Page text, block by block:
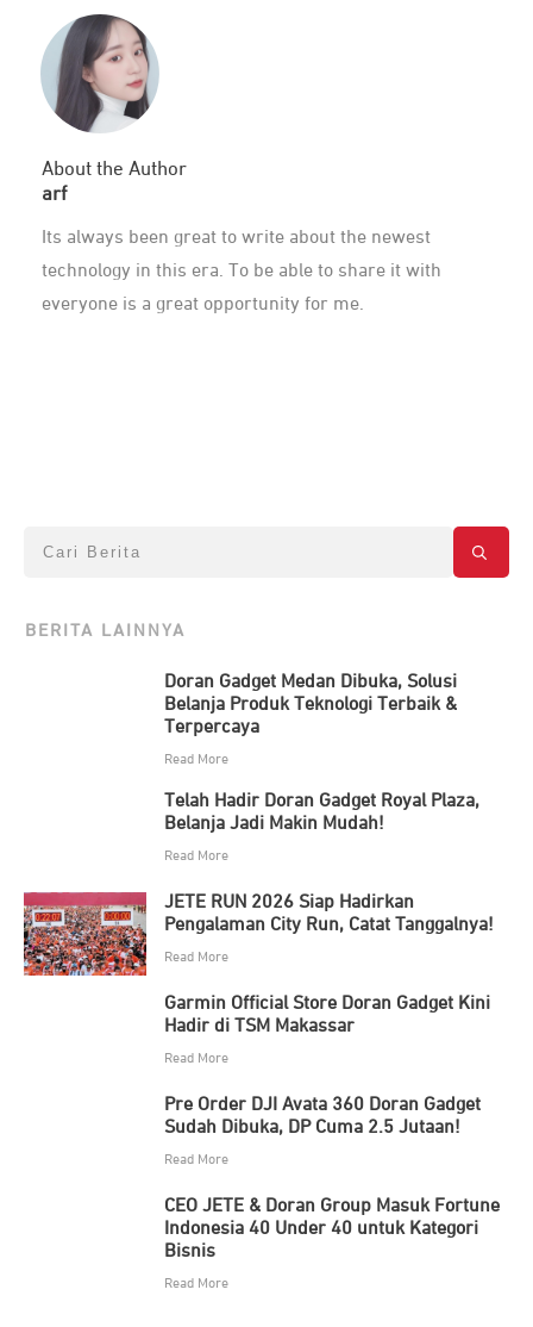
About the Author
arf
Its always been great to write about the newest
technology in this era. To be able to share it with
everyone is a great opportunity for me.
BERITA LAINNYA
Doran Gadget Medan Dibuka, Solusi
Belanja Produk Teknologi Terbaik &
Terpercaya
Read More
Telah Hadir Doran Gadget Royal Plaza,
Belanja Jadi Makin Mudah!
Read More
JETE RUN 2026 Siap Hadirkan
Pengalaman City Run, Catat Tanggalnya!
Read More
Garmin Official Store Doran Gadget Kini
Hadir di TSM Makassar
Read More
Pre Order DJI Avata 360 Doran Gadget
Sudah Dibuka, DP Cuma 2.5 Jutaan!
Read More
CEO JETE & Doran Group Masuk Fortune
Indonesia 40 Under 40 untuk Kategori
Bisnis
Read More